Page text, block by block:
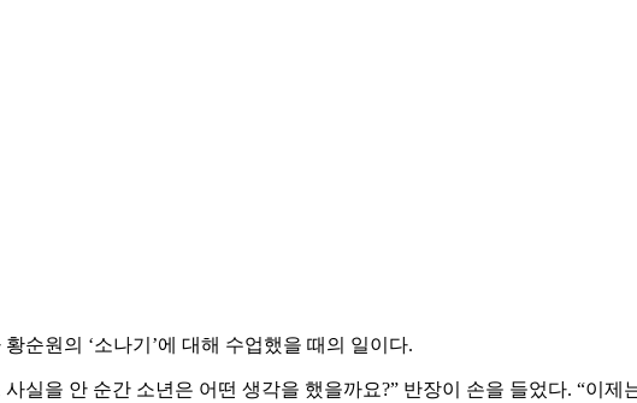
순원의 ‘소나기’에 대해 수업했을 때의 일이다.
을 안 순간 소년은 어떤 생각을 했을까요?” 반장이 손을 들었다. “이제